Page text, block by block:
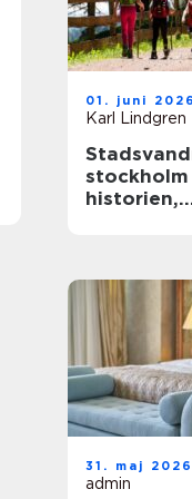
01. juni 2026
Karl Lindgren
stockholm
historien,
31. maj 2026
admin